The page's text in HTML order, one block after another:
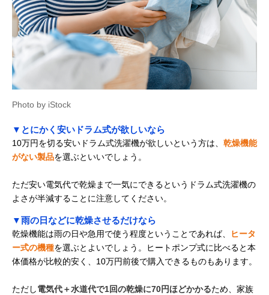
Photo by iStock
▼とにかく安いドラム式が欲しいなら
10万円を切る安いドラム式洗濯機が欲しいという方は、 乾燥機能
がない製品を選ぶといいでしょう。
ただ安い電気代で乾燥まで一気にできるというドラム式洗濯機の
よさが半減することに注意してください。
▼雨の日などに乾燥させるだけなら
乾燥機能は雨の日や急用で使う程度ということであれば、
ヒータ
ー式の機種を選ぶとよいでしょう。ヒートポンプ式に比べると本
体価格が比較的安く、10万円前後で購入できるものもあります。
ただし電気代＋水道代で1回の乾燥に70円ほどかかるため、家族